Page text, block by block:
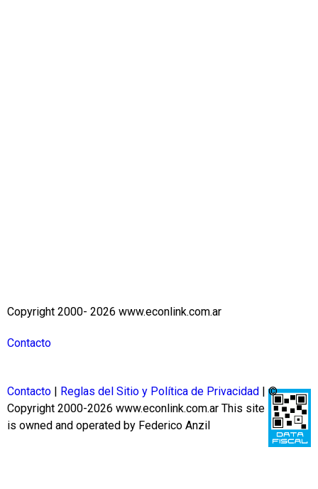
Copyright 2000- 2026 www.econlink.com.ar
Contacto
Contacto | Reglas del Sitio y Política de Privacidad | ©
Copyright 2000-2026 www.econlink.com.ar This site
is owned and operated by Federico Anzil